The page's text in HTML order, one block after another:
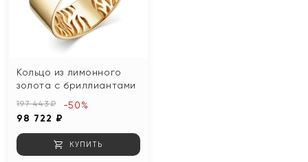
Кольцо из лимонного
золота с бриллиантами
197 443 ₽
98 722 ₽
-50%
КУПИТЬ